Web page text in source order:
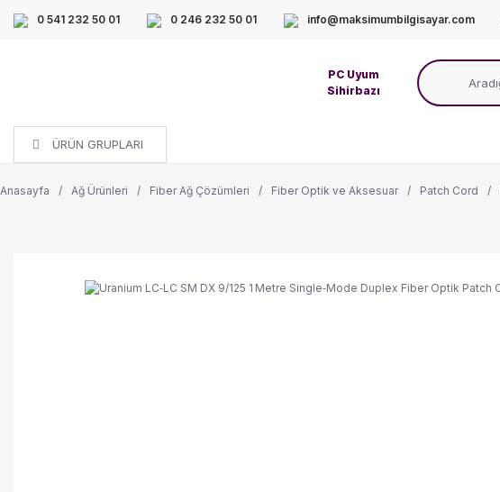
0 541 232 50 01 0 246 232 50 01 info@maksimumbilgisayar.com
PC Uyum
Sihirbazı
ÜRÜN GRUPLARI
Anasayfa Ağ Ürünleri Fiber Ağ Çözümleri Fiber Optik ve Aksesuar Patch Cord